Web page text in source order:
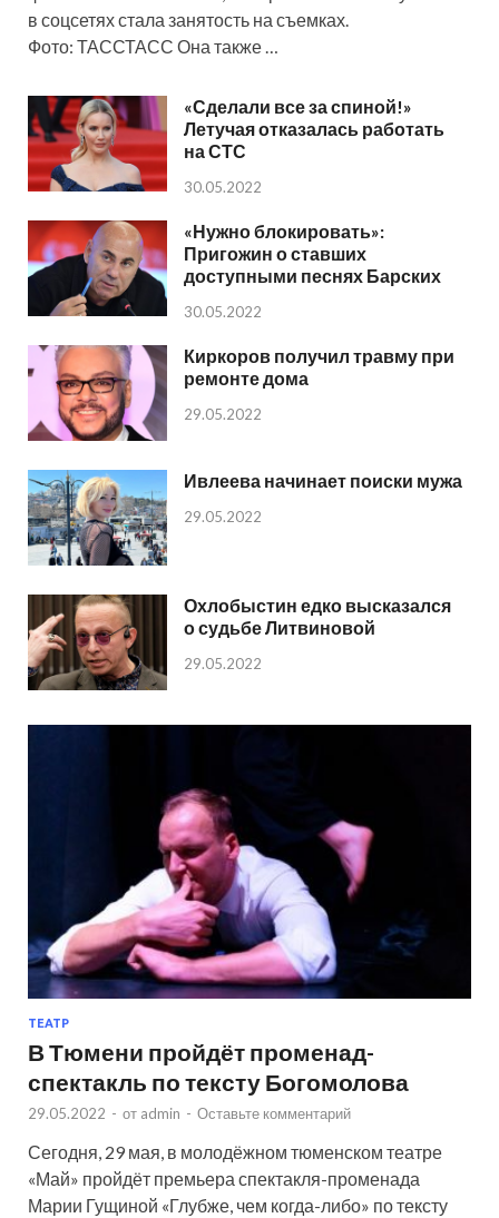
в соцсетях стала занятость на съемках.
Фото: ТАССТАСС Она также …
«Сделали все за спиной!»
Летучая отказалась работать
на СТС
30.05.2022
«Нужно блокировать»:
Пригожин о ставших
доступными песнях Барских
30.05.2022
Киркоров получил травму при
ремонте дома
29.05.2022
Ивлеева начинает поиски мужа
29.05.2022
Охлобыстин едко высказался
о судьбе Литвиновой
29.05.2022
ТЕАТР
В Тюмени пройдёт променад-
спектакль по тексту Богомолова
29.05.2022 - от admin - Оставьте комментарий
Сегодня, 29 мая, в молодёжном тюменском театре
«Май» пройдёт премьера спектакля-променада
Марии Гущиной «Глубже, чем когда-либо» по тексту